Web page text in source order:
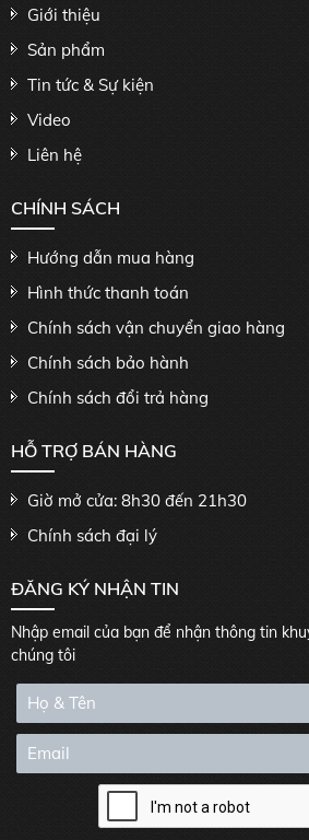
Giới thiệu
Sản phẩm
Tin tức & Sự kiện
Video
Liên hệ
CHÍNH SÁCH
Hướng dẫn mua hàng
Hình thức thanh toán
Chính sách vận chuyển giao hàng
Chính sách bảo hành
Chính sách đổi trả hàng
HỖ TRỢ BÁN HÀNG
Giờ mở cửa: 8h30 đến 21h30
Chính sách đại lý
ĐĂNG KÝ NHẬN TIN
Nhập email của bạn để nhận thông tin
chúng tôi